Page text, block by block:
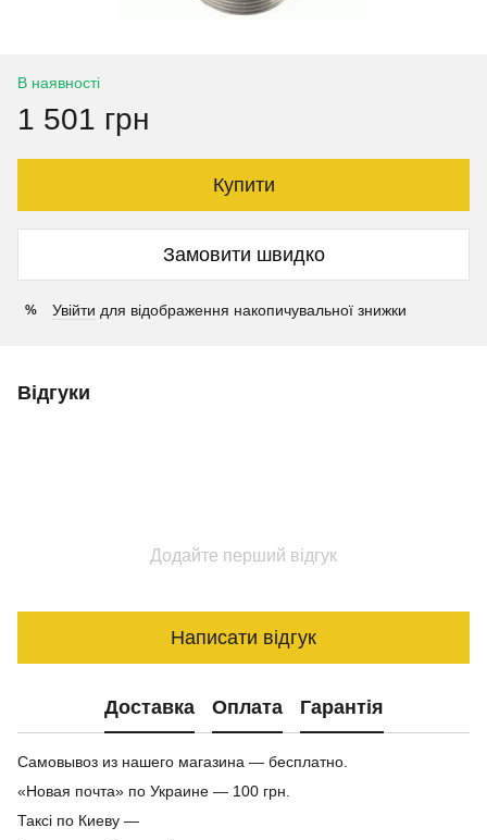
В наявності
1 501 грн
Купити
Замовити швидко
% Увійти для відображення накопичувальної знижки
Відгуки
Додайте перший відгук
Написати відгук
Доставка Оплата Гарантія
Самовывоз из нашего магазина — бесплатно.
«Новая почта» по Украине — 100 грн.
Таксі по Киеву —